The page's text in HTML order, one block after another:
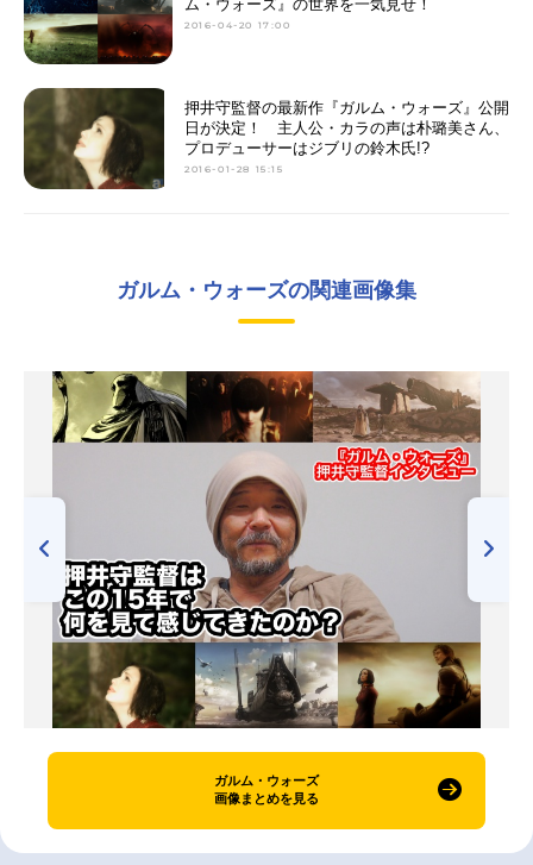
ム・ウォーズ』の世界を一気見せ！
2016-04-20 17:00
押井守監督の最新作『ガルム・ウォーズ』公開
日が決定！ 主人公・カラの声は朴璐美さん、
プロデューサーはジブリの鈴木氏!?
2016-01-28 15:15
ガルム・ウォーズの関連画像集
ガルム・ウォーズ
画像まとめを見る